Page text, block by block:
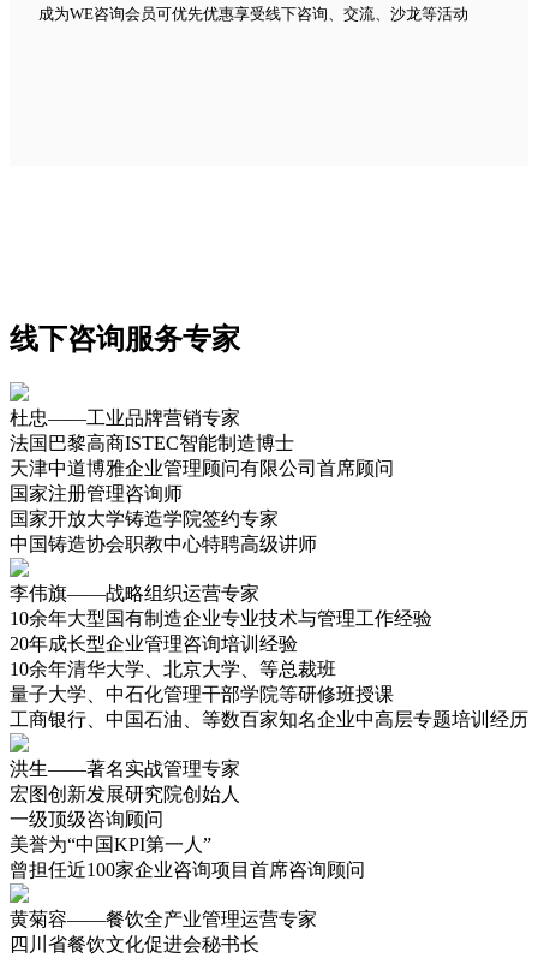
成为WE咨询会员可优先优惠享受线下咨询、交流、沙龙等活动
线下咨询服务专家
杜忠——工业品牌营销专家
法国巴黎高商ISTEC智能制造博士
天津中道博雅企业管理顾问有限公司首席顾问
国家注册管理咨询师
国家开放大学铸造学院签约专家
中国铸造协会职教中心特聘高级讲师
李伟旗——战略组织运营专家
10余年大型国有制造企业专业技术与管理工作经验
20年成长型企业管理咨询培训经验
10余年清华大学、北京大学、等总裁班
量子大学、中石化管理干部学院等研修班授课
工商银行、中国石油、等数百家知名企业中高层专题培训经历
洪生——著名实战管理专家
宏图创新发展研究院创始人
一级顶级咨询顾问
美誉为“中国KPI第一人”
曾担任近100家企业咨询项目首席咨询顾问
黄菊容——餐饮全产业管理运营专家
四川省餐饮文化促进会秘书长